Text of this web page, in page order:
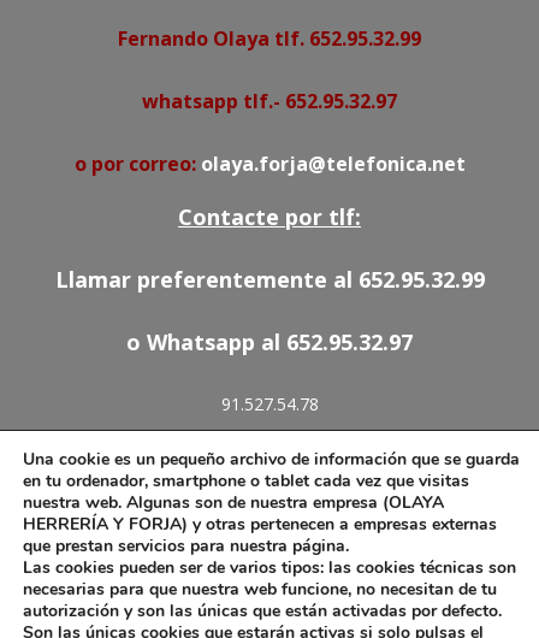
Fernando Olaya tlf. 652.95.32.99
whatsapp tlf.- 652.95.32.97
o por correo: olaya.forja@telefonica.net
Contacte por tlf:
Llamar preferentemente al 652.95.32.99
o Whatsapp al 652.95.32.97
91.527.54.78
652.95.32.97
olaya.forja@telefonica.net
Aviso Legal
Política de Cookies
Una cookie es un pequeño archivo de información que se guarda
en tu ordenador, smartphone o tablet cada vez que visitas
nuestra web. Algunas son de nuestra empresa (OLAYA
HERRERÍA Y FORJA) y otras pertenecen a empresas externas
que prestan servicios para nuestra página.
Las cookies pueden ser de varios tipos: las cookies técnicas son
necesarias para que nuestra web funcione, no necesitan de tu
autorización y son las únicas que están activadas por defecto.
Son las únicas cookies que estarán activas si solo pulsas el